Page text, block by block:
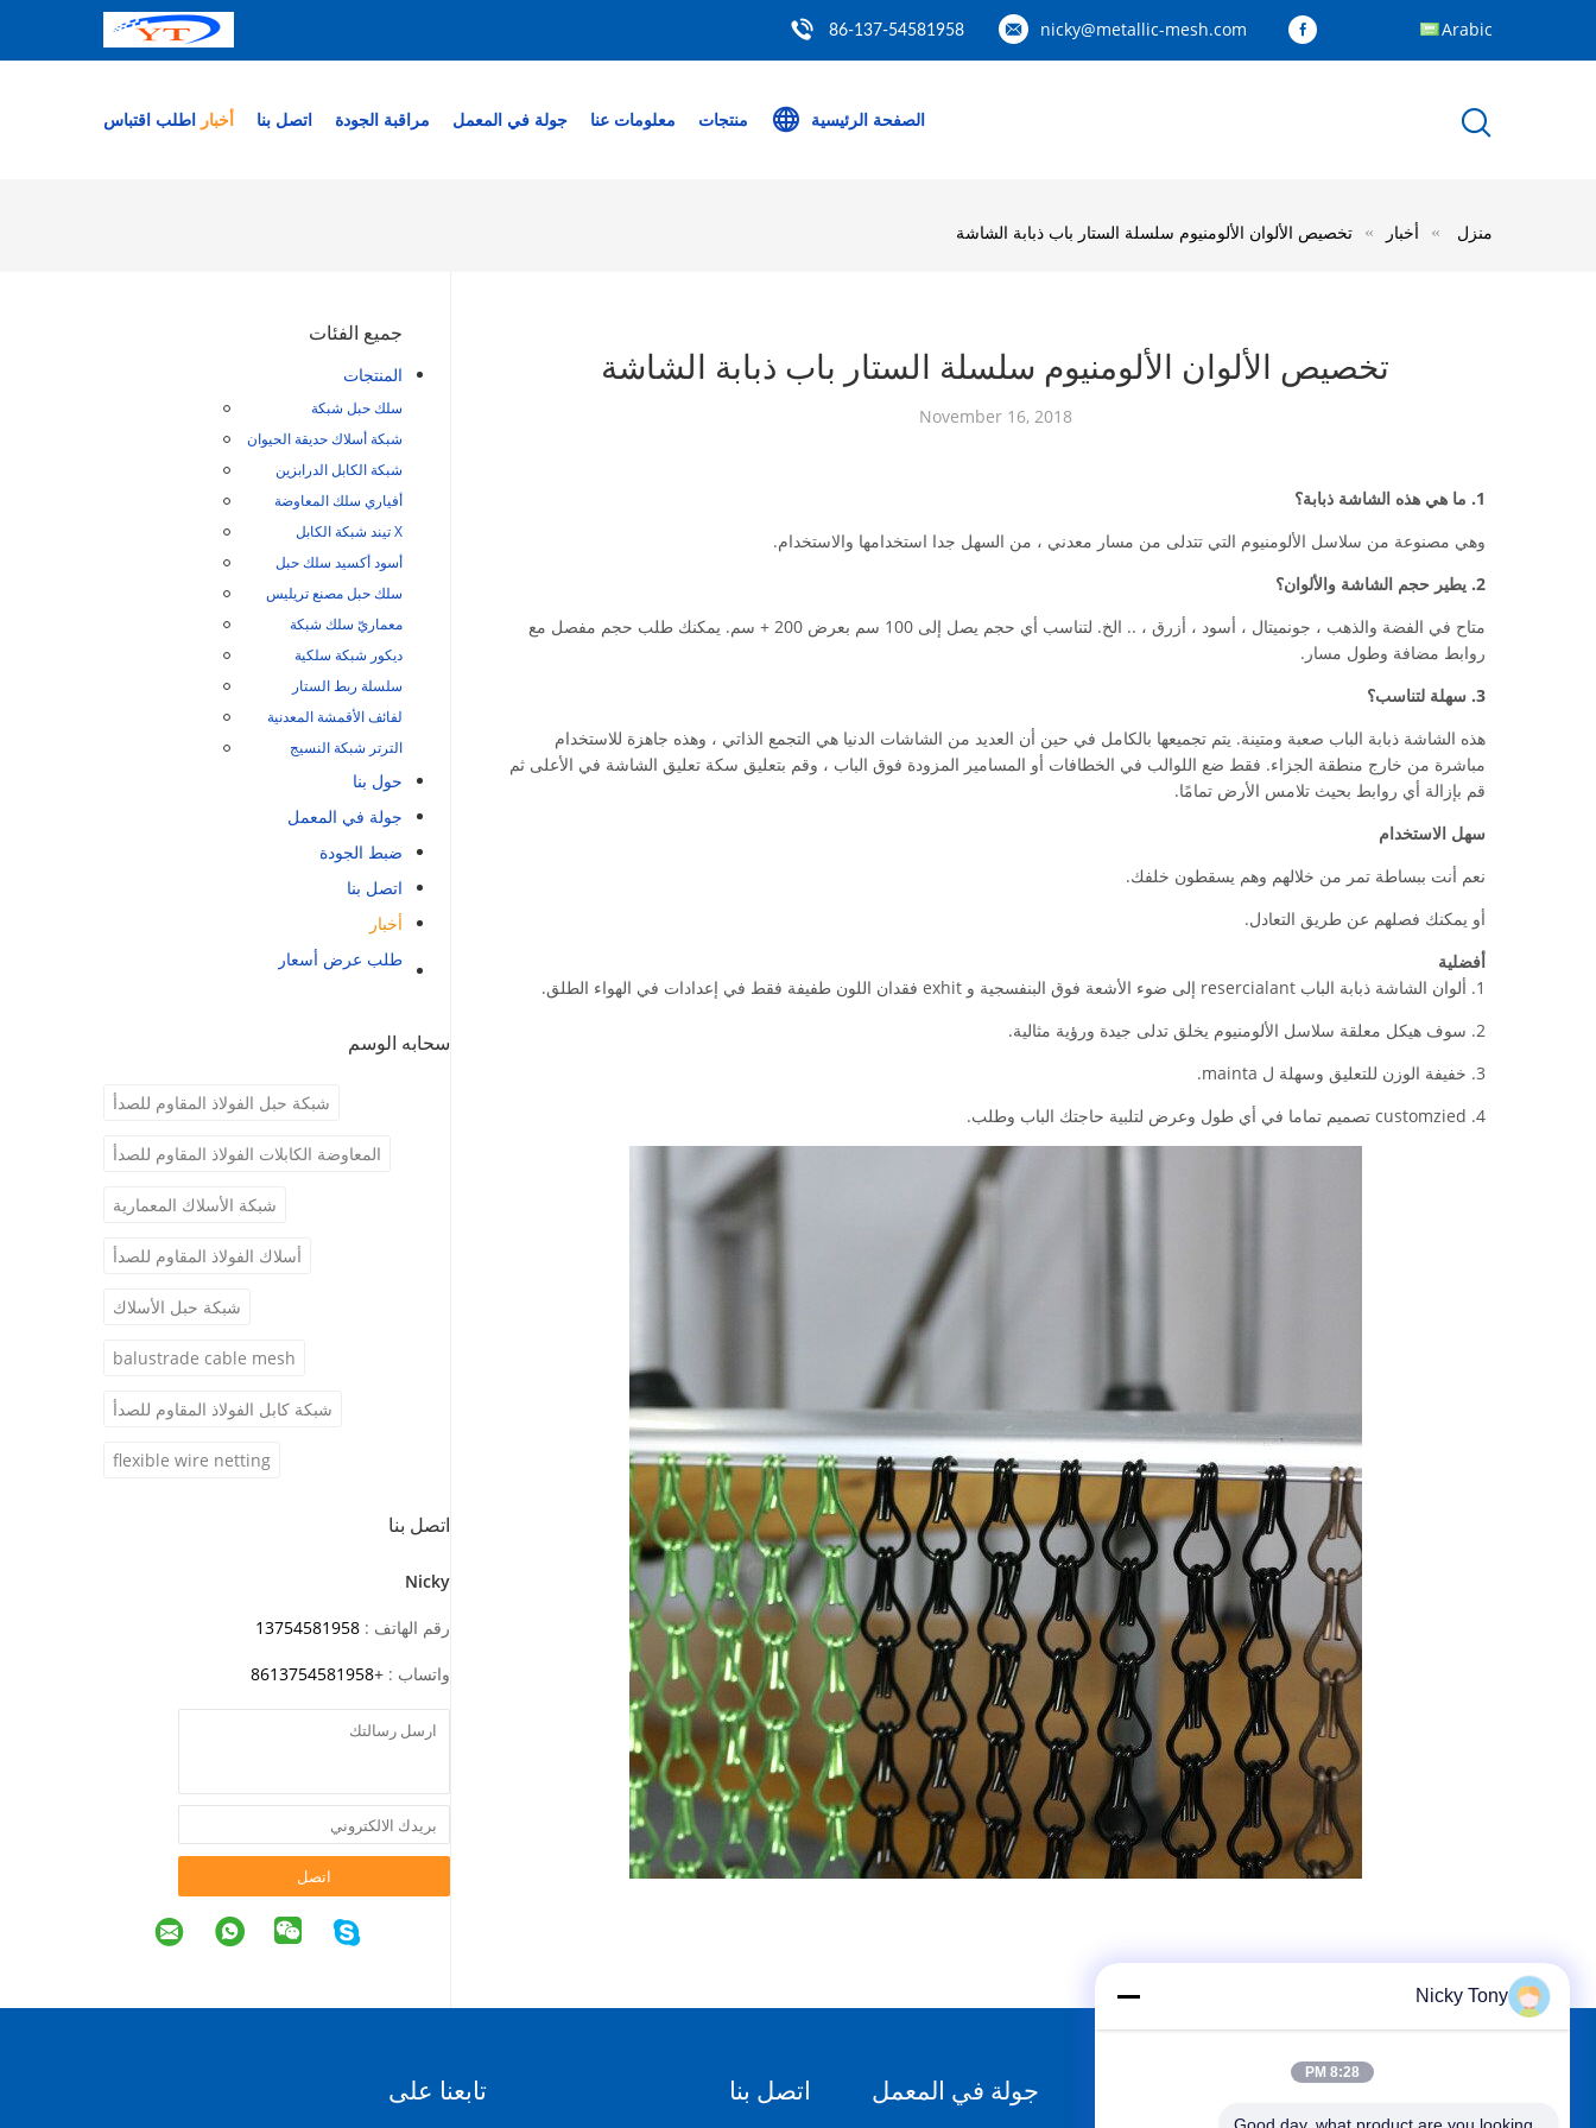
nicky@metallic-mesh.com
86-137-54581958 Arabic
الصفحة الرئيسية منتجات معلومات عنا جولة في المعمل مراقبة الجودة اتصل بنا أخبار اطلب اقتباس
منزل أخبار تخصيص الألوان الألومنيوم سلسلة الستار باب ذبابة الشاشة
جميع الفئات
المنتجات
سلك حبل شبكة
شبكة أسلاك حديقة الحيوان
شبكة الكابل الدرابزين
أفياري سلك المعاوضة
X تيند شبكة الكابل
أسود أكسيد سلك حبل
سلك حبل مصنع تريليس
معماريّ سلك شبكة
ديكور شبكة سلكية
سلسلة ربط الستار
لفائف الأقمشة المعدنية
الترتر شبكة النسيج
حول بنا
جولة في المعمل
ضبط الجودة
اتصل بنا
أخبار
طلب عرض أسعار
سحابه الوسم
شبكة حبل الفولاذ المقاوم للصدأ
المعاوضة الكابلات الفولاذ المقاوم للصدأ
شبكة الأسلاك المعمارية
أسلاك الفولاذ المقاوم للصدأ
شبكة حبل الأسلاك
balustrade cable mesh
شبكة كابل الفولاذ المقاوم للصدأ
flexible wire netting
اتصل بنا
Nicky
رقم الهاتف : 13754581958
واتساب : +
8613754581958
اتصل
تخصيص الألوان الألومنيوم سلسلة الستار باب ذبابة الشاشة
November 16, 2018
1. ما هي هذه الشاشة ذبابة؟
وهي مصنوعة من سلاسل الألومنيوم التي تتدلى من مسار معدني ، من السهل جدا استخدامها والاستخدام.
2. يطير حجم الشاشة والألوان؟
متاح في الفضة والذهب ، جونميتال ، أسود ، أزرق ، .. الخ. لتناسب أي حجم يصل إلى 100 سم بعرض 200 + سم. يمكنك طلب حجم مفصل مع
روابط مضافة وطول مسار.
3. سهلة لتناسب؟
هذه الشاشة ذبابة الباب صعبة ومتينة. يتم تجميعها بالكامل في حين أن العديد من الشاشات الدنيا هي التجمع الذاتي ، وهذه جاهزة للاستخدام
مباشرة من خارج منطقة الجزاء. فقط ضع اللوالب في الخطافات أو المسامير المزودة فوق الباب ، وقم بتعليق سكة تعليق الشاشة في الأعلى ثم
قم بإزالة أي روابط بحيث تلامس الأرض تمامًا.
سهل الاستخدام
نعم أنت ببساطة تمر من خلالهم وهم يسقطون خلفك.
أو يمكنك فصلهم عن طريق التعادل.
أفضلية
1. ألوان الشاشة ذبابة الباب resercialant إلى ضوء الأشعة فوق البنفسجية و exhit فقدان اللون طفيفة فقط في إعدادات في الهواء الطلق.
2. سوف هيكل معلقة سلاسل الألومنيوم يخلق تدلى جيدة ورؤية مثالية.
3. خفيفة الوزن للتعليق وسهلة ل mainta.
4. customzied تصميم تماما في أي طول وعرض لتلبية حاجتك الباب وطلب.
جولة في المعمل اتصل بنا تابعنا على
Nicky Tony
8:28 PM